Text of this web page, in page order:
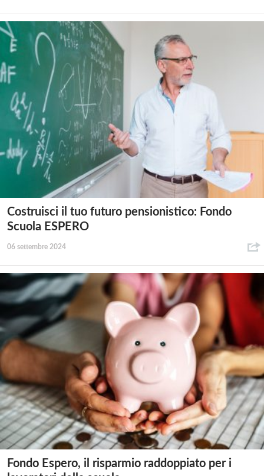
Costruisci il tuo futuro pensionistico: Fondo
Scuola ESPERO
06 settembre 2024
Fondo Espero, il risparmio raddoppiato per i